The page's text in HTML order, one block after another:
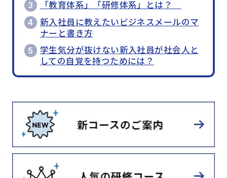
「教育体系」「研修体系」とは？
新入社員に教えたいビジネスメールのマ
ナーと書き方
学生気分が抜けない新入社員が社会人と
しての自覚を持つためには？